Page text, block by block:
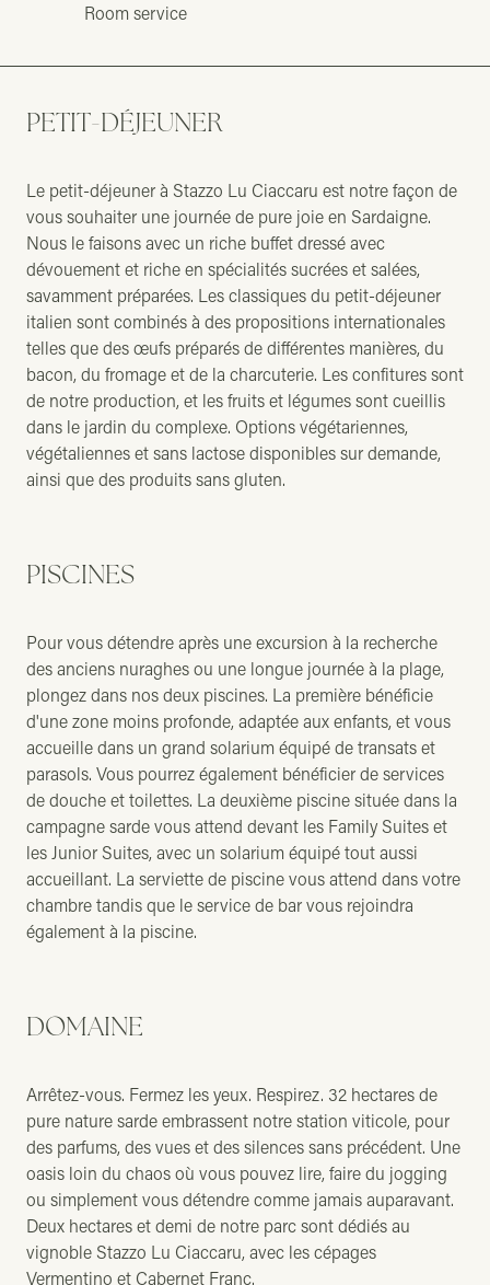
Room service
PETIT-DÉJEUNER
Le petit-déjeuner à Stazzo Lu Ciaccaru est notre façon de
vous souhaiter une journée de pure joie en Sardaigne.
Nous le faisons avec un riche buffet dressé avec
dévouement et riche en spécialités sucrées et salées,
savamment préparées. Les classiques du petit-déjeuner
italien sont combinés à des propositions internationales
telles que des œufs préparés de différentes manières, du
bacon, du fromage et de la charcuterie. Les confitures sont
de notre production, et les fruits et légumes sont cueillis
dans le jardin du complexe. Options végétariennes,
végétaliennes et sans lactose disponibles sur demande,
ainsi que des produits sans gluten.
PISCINES
Pour vous détendre après une excursion à la recherche
des anciens nuraghes ou une longue journée à la plage,
plongez dans nos deux piscines. La première bénéficie
d'une zone moins profonde, adaptée aux enfants, et vous
accueille dans un grand solarium équipé de transats et
parasols. Vous pourrez également bénéficier de services
de douche et toilettes. La deuxième piscine située dans la
campagne sarde vous attend devant les Family Suites et
les Junior Suites, avec un solarium équipé tout aussi
accueillant. La serviette de piscine vous attend dans votre
chambre tandis que le service de bar vous rejoindra
également à la piscine.
DOMAINE
Arrêtez-vous. Fermez les yeux. Respirez. 32 hectares de
pure nature sarde embrassent notre station viticole, pour
des parfums, des vues et des silences sans précédent. Une
oasis loin du chaos où vous pouvez lire, faire du jogging
ou simplement vous détendre comme jamais auparavant.
Deux hectares et demi de notre parc sont dédiés au
vignoble Stazzo Lu Ciaccaru, avec les cépages
Vermentino et Cabernet Franc.